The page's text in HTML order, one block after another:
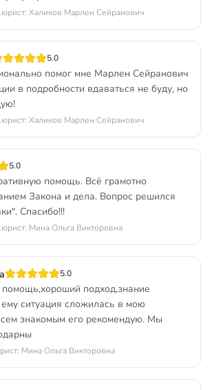
юрист: Халиков Марлен Сейранович
5.0
помог мне Марлен Сейранович
в подробности вдаваться не буду, но
юрист: Халиков Марлен Сейранович
5.0
помощь. Всё грамотно
Закона и дела. Вопрос решился
Спасибо!!!
юрист: Мина Ольга Викторовна
5.0
помощь,хороший подход,знание
ситуация сложилась в мою
знакомым его рекомендую. Мы
Мина Ольга Викторовна